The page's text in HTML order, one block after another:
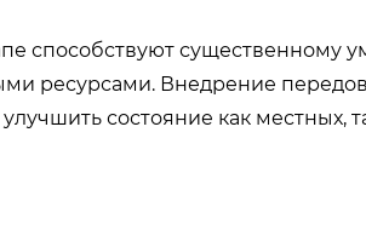
способствуют существенному
ресурсами. Внедрение
состояние как местных,